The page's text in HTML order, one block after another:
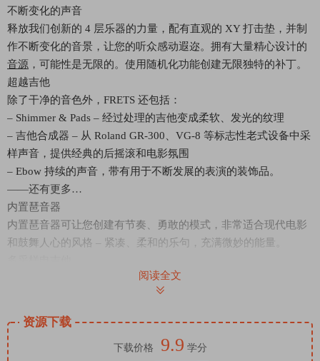
不断变化的声音
释放我们创新的 4 层乐器的力量，配有直观的 XY 打击垫，并制
作不断变化的音景，让您的听众感动遐迩。拥有大量精心设计的
音源 ，可能性是无限的。使用随机化功能创建无限独特的补丁。
超越吉他
除了干净的音色外，FRETS 还包括：
– Shimmer & Pads – 经过处理的吉他变成柔软、发光的纹理
– 吉他合成器 – 从 Roland GR-300、VG-8 等标志性老式设备中采
样声音，提供经典的后摇滚和电影氛围
– Ebow 持续的声音，带有用于不断发展的表演的装饰品。
——还有更多…
内置琶音器
内置琶音器可让您创建有节奏、勇敢的模式，非常适合现代电影
和鼓舞人心的风格 – 紧凑、柔和的乐句，充满微妙的能量。
MICRON FRETS 包括多把电吉他的样本，每把电吉他都有最适合
声音的独特发音和技术。您会发现用拨片演奏的实体体、用手指
弹奏的空心体以及几个拾音器选项。
吉他已采用拾音位置声音、放大器声音和效果（压缩器或 Eq）进
行采样。每把吉他都有一种特定的技术（手指、拨片、倾斜拨
阅读全文
资源下载
下载价格 9.9 学分